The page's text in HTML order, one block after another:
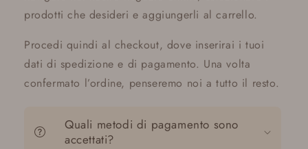
prodotti che desideri e aggiungerli al carrello.
Procedi quindi al checkout, dove inserirai i tuoi
dati di spedizione e di pagamento. Una volta
confermato l’ordine, penseremo noi a tutto il resto.
Quali metodi di pagamento sono
accettati?